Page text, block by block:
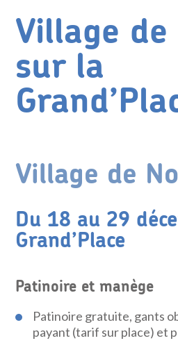
Village de
sur la
Village de
Du 18 au 29
Grand’Place
Patinoire et manège
Patinoire gratuite, gants
payant (tarif sur place) et